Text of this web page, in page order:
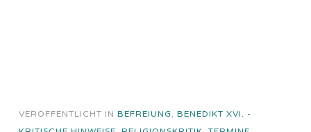
VERÖFFENTLICHT IN BEFREIUNG, BENEDIKT XVI. -